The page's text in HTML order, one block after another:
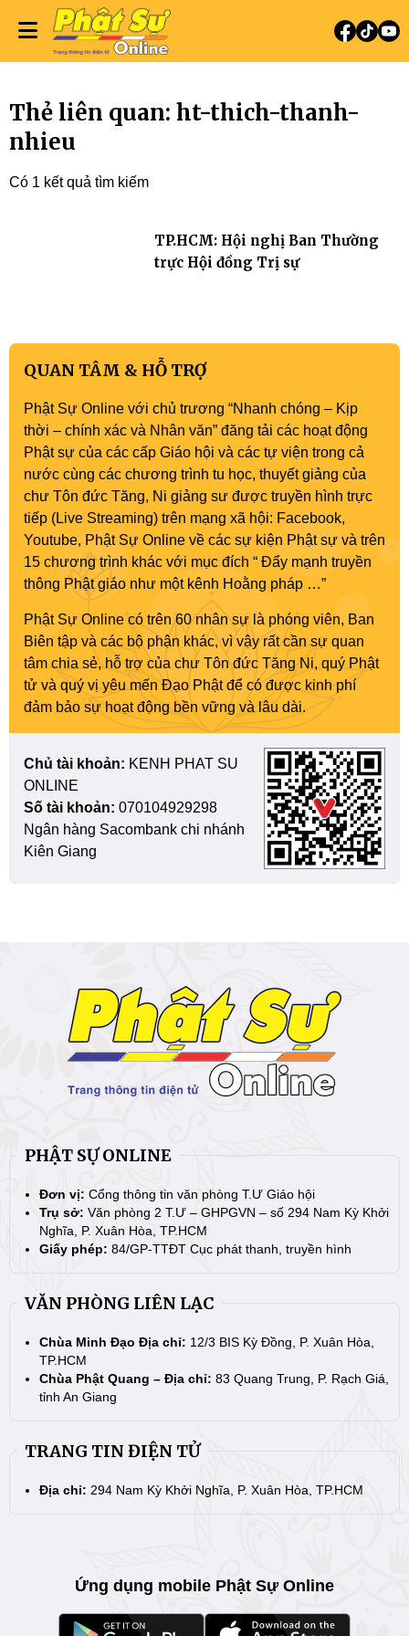
Thẻ liên quan: ht-thich-thanh-
nhieu
Có 1 kết quả tìm kiếm
TP.HCM: Hội nghị Ban Thường
trực Hội đồng Trị sự
QUAN TÂM & HỖ TRỢ
Phật Sự Online với chủ trương “Nhanh chóng – Kịp
thời – chính xác và Nhân văn” đăng tải các hoạt động
Phật sự của các cấp Giáo hội và các tự viện trong cả
nước cùng các chương trình tu học, thuyết giảng của
chư Tôn đức Tăng, Ni giảng sư được truyền hình trực
tiếp (Live Streaming) trên mạng xã hội: Facebook,
Youtube, Phật Sự Online về các sự kiện Phật sự và trên
15 chương trình khác với mục đích “ Đẩy mạnh truyền
thông Phật giáo như một kênh Hoằng pháp …”
Phật Sự Online có trên 60 nhân sự là phóng viên, Ban
Biên tập và các bộ phận khác, vì vậy rất cần sự quan
tâm chia sẻ, hỗ trợ của chư Tôn đức Tăng Ni, quý Phật
tử và quý vị yêu mến Đạo Phật để có được kinh phí
đảm bảo sự hoạt động bền vững và lâu dài.
Chủ tài khoản: KENH PHAT SU
ONLINE
Số tài khoản: 070104929298
Ngân hàng Sacombank chi nhánh
Kiên Giang
PHẬT SỰ ONLINE
Đơn vị: Cổng thông tin văn phòng T.Ư Giáo hội
Trụ sở: Văn phòng 2 T.Ư – GHPGVN – số 294 Nam Kỳ Khởi
Nghĩa, P. Xuân Hòa, TP.HCM
Giấy phép: 84/GP-TTĐT Cục phát thanh, truyền hình
VĂN PHÒNG LIÊN LẠC
Chùa Minh Đạo Địa chỉ: 12/3 BIS Kỳ Đồng, P. Xuân Hòa,
TP.HCM
Chùa Phật Quang – Địa chỉ: 83 Quang Trung, P. Rạch Giá,
tỉnh An Giang
TRANG TIN ĐIỆN TỬ
Địa chỉ: 294 Nam Kỳ Khởi Nghĩa, P. Xuân Hòa, TP.HCM
Ứng dụng mobile Phật Sự Online